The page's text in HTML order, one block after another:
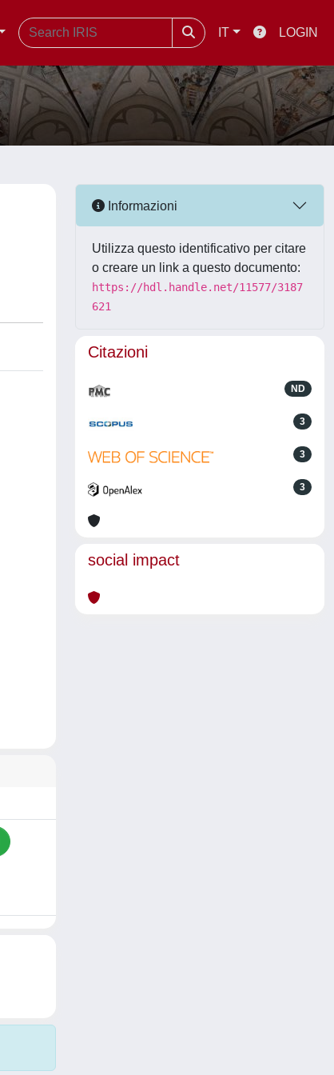
IT LOGIN
Informazioni
Utilizza questo identificativo per citare
o creare un link a questo documento:
https://hdl.handle.net/11577/3187
621
Citazioni
ND
3
3
3
social impact